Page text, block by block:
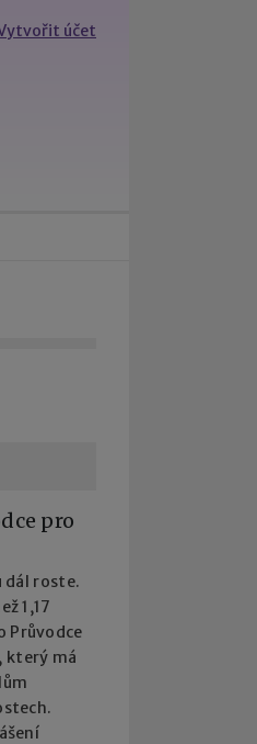
účet
pro
dál roste.
1,17
Průvodce
který má